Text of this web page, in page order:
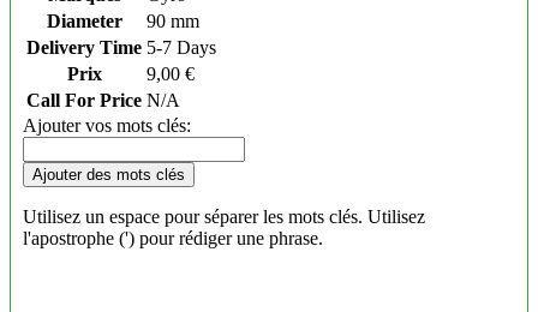
Diameter
90 mm
Delivery Time 5-7 Days
Prix
9,00 €
Call For Price N/A
Ajouter vos mots clés:
Ajouter des mots clés
Utilisez un espace pour séparer les mots clés. Utilisez
l'apostrophe (') pour rédiger une phrase.